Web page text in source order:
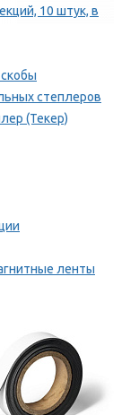
10 штук, в
степлеров
(Текер)
ленты